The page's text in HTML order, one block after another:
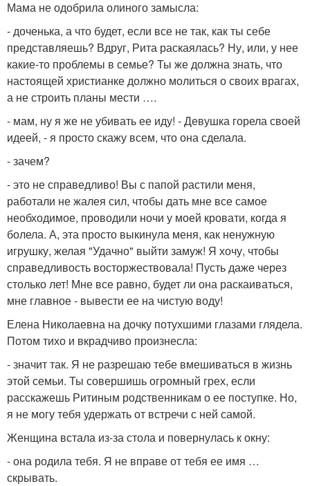
Мама не одобрила олиного замысла:
- доченька, а что будет, если все не так, как ты себе
представляешь? Вдруг, Рита раскаялась? Ну, или, у нее
какие-то проблемы в семье? Ты же должна знать, что
настоящей христианке должно молиться о своих врагах,
а не строить планы мести ….
- мам, ну я же не убивать ее иду! - Девушка горела своей
идеей, - я просто скажу всем, что она сделала.
- зачем?
- это не справедливо! Вы с папой растили меня,
работали не жалея сил, чтобы дать мне все самое
необходимое, проводили ночи у моей кровати, когда я
болела. А, эта просто выкинула меня, как ненужную
игрушку, желая "Удачно" выйти замуж! Я хочу, чтобы
справедливость восторжествовала! Пусть даже через
столько лет! Мне все равно, будет ли она раскаиваться,
мне главное - вывести ее на чистую воду!
Елена Николаевна на дочку потухшими глазами глядела.
Потом тихо и вкрадчиво произнесла:
- значит так. Я не разрешаю тебе вмешиваться в жизнь
этой семьи. Ты совершишь огромный грех, если
расскажешь Ритиным родственникам о ее поступке. Но,
я не могу тебя удержать от встречи с ней самой.
Женщина встала из-за стола и повернулась к окну:
- она родила тебя. Я не вправе от тебя ее имя …
скрывать.